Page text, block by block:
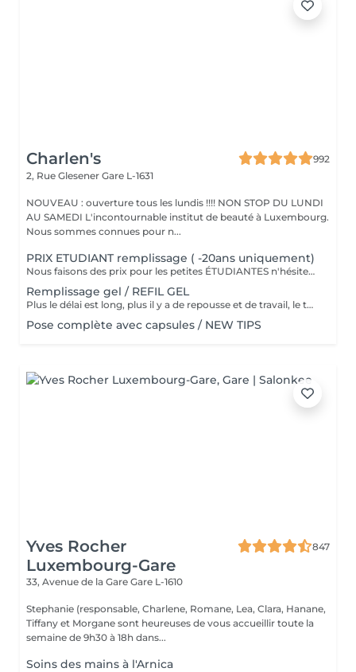
Charlen's
992
2, Rue Glesener Gare L-1631
NOUVEAU : ouverture tous les lundis !!!! NON STOP DU LUNDI
AU SAMEDI L'incontournable institut de beauté à Luxembourg.
Nous sommes connues pour n...
PRIX ETUDIANT remplissage ( -20ans uniquement)
Nous faisons des prix pour les petites ÉTUDIANTES n'hésitez pas a passer
Remplissage gel / REFIL GEL
Plus le délai est long, plus il y a de repousse et de travail, le tarif s'adapte donc au temps écoulé depuis votre dernier rendez-vous. Merci de choisir le remplissage adapté
Pose complète avec capsules / NEW TIPS
Yves Rocher
Luxembourg-Gare
847
33, Avenue de la Gare Gare L-1610
Stephanie (responsable, Charlene, Romane, Lea, Clara, Hanane,
Tiffany et Morgane sont heureuses de vous accueillir toute la
semaine de 9h30 à 18h dans...
Soins des mains à l'Arnica